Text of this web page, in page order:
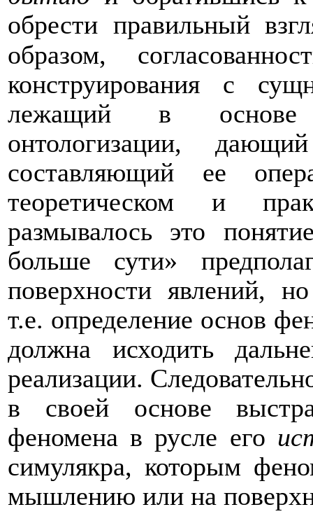
обрести правильный
образом,
конструирования с
лежащий в основе
онтологизации,
составляющий ее
теоретическом и
размывалось это
больше сути»
поверхности явлений,
т.е. определение основ
должна исходить
реализации.
в своей основе
феномена в русле его
симулякра, которым
мышлению или на